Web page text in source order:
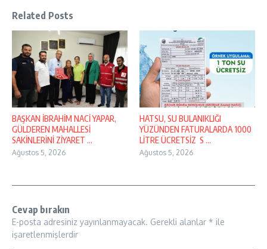
Related Posts
BAŞKAN İBRAHİM NACİ YAPAR,
GÜLDEREN MAHALLESİ
SAKİNLERİNİ ZİYARET ...
Ağustos 5, 2026
HATSU, SU BULANIKLIĞI
YÜZÜNDEN FATURALARDA 1000
LİTRE ÜCRETSİZ S ...
Ağustos 5, 2026
Cevap bırakın
E-posta adresiniz yayınlanmayacak. Gerekli alanlar * ile
işaretlenmişlerdir